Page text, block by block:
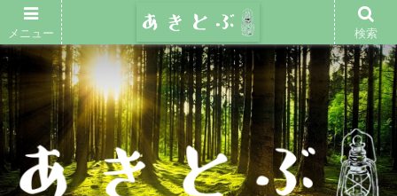
メニュー 検索